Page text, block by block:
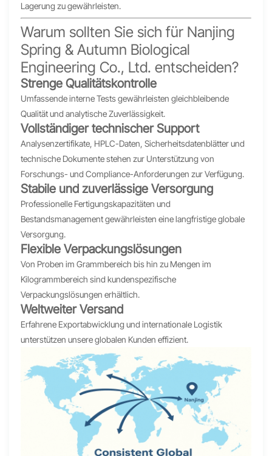
Lagerung zu gewährleisten.
Warum sollten Sie sich für Nanjing
Spring & Autumn Biological
Engineering Co., Ltd. entscheiden?
Strenge Qualitätskontrolle
Umfassende interne Tests gewährleisten gleichbleibende
Qualität und analytische Zuverlässigkeit.
Vollständiger technischer Support
Analysenzertifikate, HPLC-Daten, Sicherheitsdatenblätter und
technische Dokumente stehen zur Unterstützung von
Forschungs- und Compliance-Anforderungen zur Verfügung.
Stabile und zuverlässige Versorgung
Professionelle Fertigungskapazitäten und
Bestandsmanagement gewährleisten eine langfristige globale
Versorgung.
Flexible Verpackungslösungen
Von Proben im Grammbereich bis hin zu Mengen im
Kilogrammbereich sind kundenspezifische
Verpackungslösungen erhältlich.
Weltweiter Versand
Erfahrene Exportabwicklung und internationale Logistik
unterstützen unsere globalen Kunden effizient.